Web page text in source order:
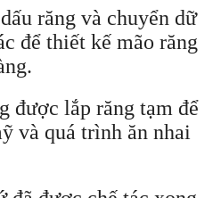
răng và chuyển dữ
để thiết kế mão răng
được lắp răng tạm để
và quá trình ăn nhai